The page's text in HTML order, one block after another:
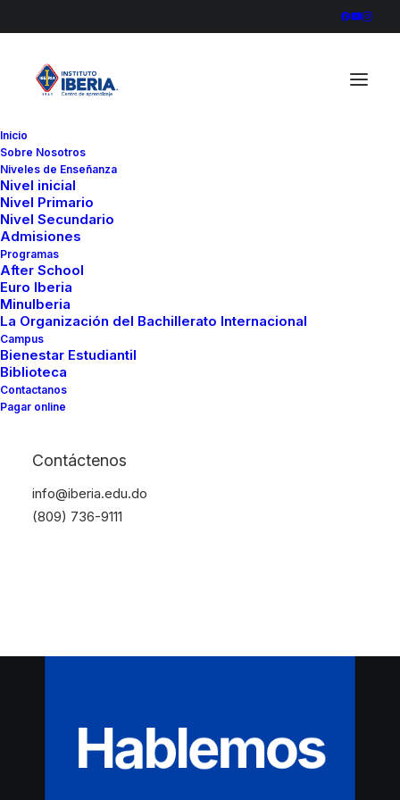
Inicio
Sobre Nosotros
Niveles de Enseñanza
Nivel inicial
Nivel Primario
Nivel Secundario
Admisiones
Programas
After School
Euro Iberia
MinuIberia
La Organización del Bachillerato Internacional
Campus
Bienestar Estudiantil
Biblioteca
Contactanos
Pagar online
Contáctenos
info@iberia.edu.do
(809) 736-9111
Exposición sobre Dioses Mitológicos de Grecia y Roma
Hablemos